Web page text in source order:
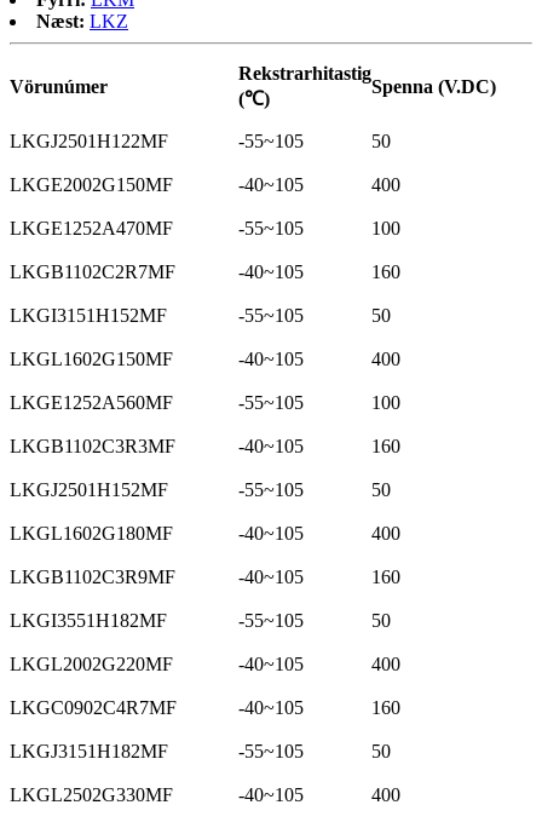
Næst: LKZ
Vörunúmer
Rekstrarhitastig
(℃)
Spenna (V.DC)
LKGJ2501H122MF -55~105 50
LKGE2002G150MF -40~105 400
LKGE1252A470MF -55~105 100
LKGB1102C2R7MF -40~105 160
LKGI3151H152MF -55~105 50
LKGL1602G150MF -40~105 400
LKGE1252A560MF -55~105 100
LKGB1102C3R3MF -40~105 160
LKGJ2501H152MF -55~105 50
LKGL1602G180MF -40~105 400
LKGB1102C3R9MF -40~105 160
LKGI3551H182MF -55~105 50
LKGL2002G220MF -40~105 400
LKGC0902C4R7MF -40~105 160
LKGJ3151H182MF -55~105 50
LKGL2502G330MF -40~105 400